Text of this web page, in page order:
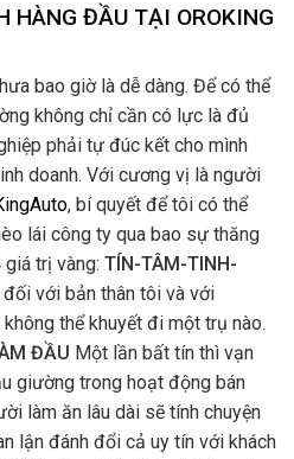
HÀNG ĐẦU TẠI OROKING
bao giờ là dễ dàng. Để có thể
không chỉ cần có lực là đủ
phải tự đúc kết cho mình
doanh. Với cương vị là người
, bí quyết để tôi có thể
lái công ty qua bao sự thăng
trị vàng: TÍN-TÂM-TINH-
với bản thân tôi và với
thể khuyết đi một trụ nào.
ĐẦU Một lần bất tín thì vạn
giường trong hoạt động bán
làm ăn lâu dài sẽ tính chuyện
lận đánh đổi cả uy tín với khách